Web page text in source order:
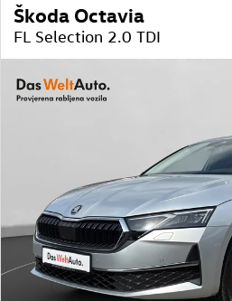
Škoda Octavia
FL Selection 2.0 TDI